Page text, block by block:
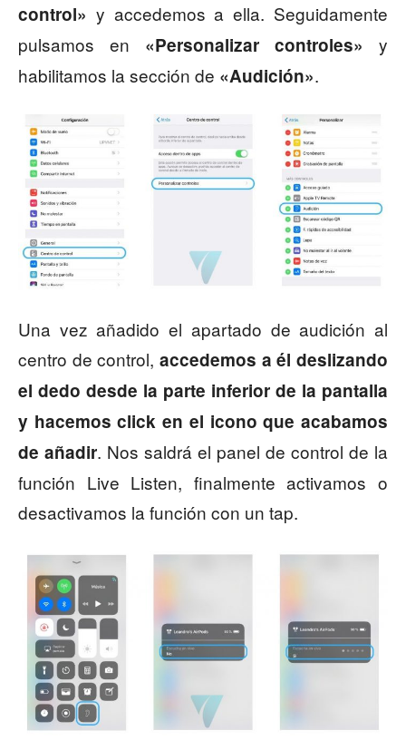
control» y accedemos a ella. Seguidamente
pulsamos en «Personalizar controles» y
habilitamos la sección de «Audición».
Una vez añadido el apartado de audición al
centro de control, accedemos a él deslizando
el dedo desde la parte inferior de la pantalla
y hacemos click en el icono que acabamos
de añadir. Nos saldrá el panel de control de la
función Live Listen, finalmente activamos o
desactivamos la función con un tap.